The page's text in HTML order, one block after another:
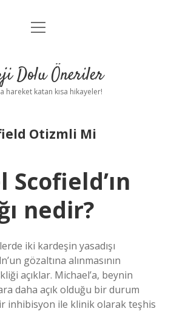
Anasayfa
Yasal Uyarı
menüyü
Dolu Öneriler
hareket katan kısa hikayeler!
Otizmli Mi
nedir?
iki kardeşin yasadışı
gözaltına alınmasının
açıklar. Michael’a, beynin
daha açık olduğu bir durum
inhibisyon ile klinik olarak teşhis